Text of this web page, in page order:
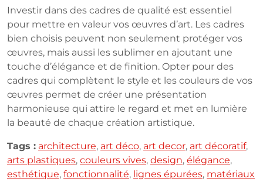
Investir dans des cadres de qualité est essentiel
pour mettre en valeur vos œuvres d’art. Les cadres
bien choisis peuvent non seulement protéger vos
œuvres, mais aussi les sublimer en ajoutant une
touche d’élégance et de finition. Opter pour des
cadres qui complètent le style et les couleurs de vos
œuvres permet de créer une présentation
harmonieuse qui attire le regard et met en lumière
la beauté de chaque création artistique.
Tags : architecture, art déco, art decor, art décoratif,
arts plastiques, couleurs vives, design, élégance,
esthétique, fonctionnalité, lignes épurées, matériaux